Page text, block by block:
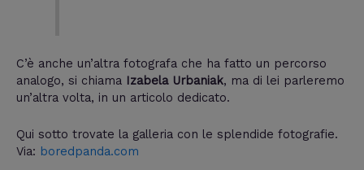
C’è anche un’altra fotografa che ha fatto un percorso
analogo, si chiama Izabela Urbaniak, ma di lei parleremo
un’altra volta, in un articolo dedicato.
Qui sotto trovate la galleria con le splendide fotografie.
Via: boredpanda.com